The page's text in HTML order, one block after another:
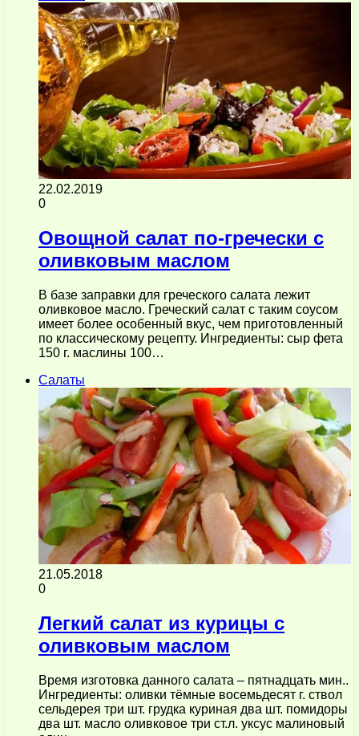
22.02.2019
0
Овощной салат по-гречески с
оливковым маслом
В базе заправки для греческого салата лежит
оливковое масло. Греческий салат с таким соусом
имеет более особенный вкус, чем приготовленный
по классическому рецепту. Ингредиенты: сыр фета
150 г. маслины 100…
Салаты
21.05.2018
0
Легкий салат из курицы с
оливковым маслом
Время изготовка данного салата – пятнадцать мин..
Ингредиенты: оливки тёмные восемьдесят г. ствол
сельдерея три шт. грудка куриная два шт. помидоры
два шт. масло оливковое три ст.л. уксус малиновый